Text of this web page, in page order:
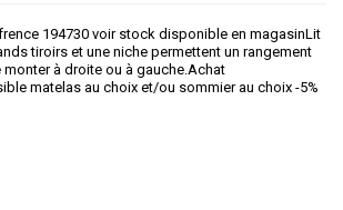
194730 voir stock disponible en magasinLit
tiroirs et une niche permettent un rangement
à droite ou à gauche.Achat
matelas au choix et/ou sommier au choix -5%